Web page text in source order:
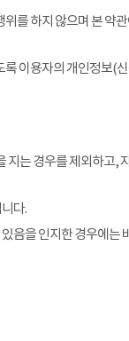
를 하지 않으며 본 약
이용자의 개인정보(
는 경우를 제외하고,
다.
음을 인지한 경우에